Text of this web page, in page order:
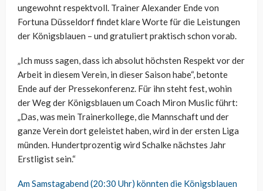
ungewohnt respektvoll. Trainer Alexander Ende von
Fortuna Düsseldorf findet klare Worte für die Leistungen
der Königsblauen – und gratuliert praktisch schon vorab.
„Ich muss sagen, dass ich absolut höchsten Respekt vor der
Arbeit in diesem Verein, in dieser Saison habe“, betonte
Ende auf der Pressekonferenz. Für ihn steht fest, wohin
der Weg der Königsblauen um Coach Miron Muslic führt:
„Das, was mein Trainerkollege, die Mannschaft und der
ganze Verein dort geleistet haben, wird in der ersten Liga
münden. Hundertprozentig wird Schalke nächstes Jahr
Erstligist sein.“
Am Samstagabend (20:30 Uhr) könnten die Königsblauen